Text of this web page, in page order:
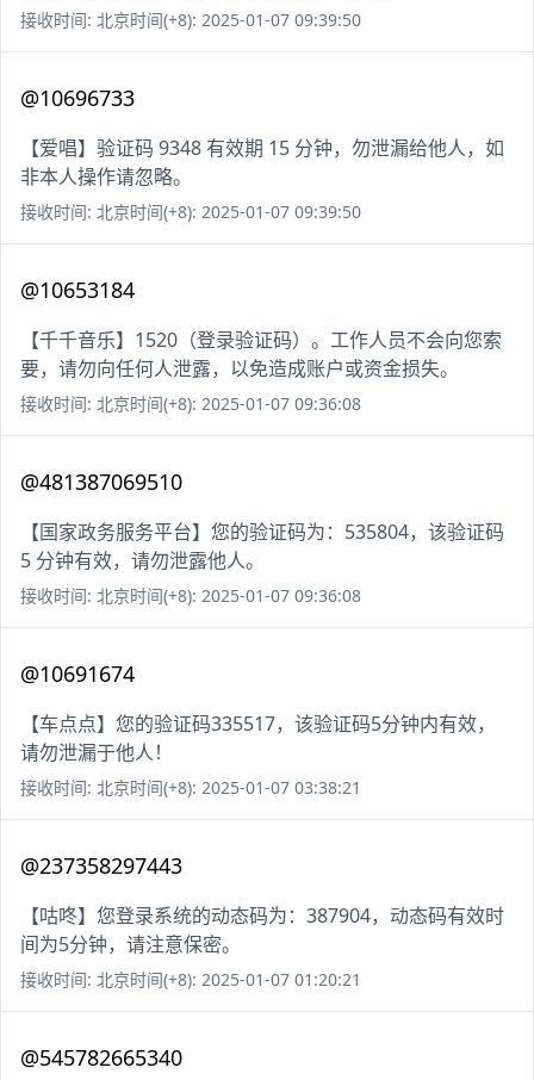
接收时间: 北京时间(+8): 2025-01-07 09:39:50
@10696733
【爱唱】验证码 9348 有效期 15 分钟，勿泄漏给他人，如
非本人操作请忽略。
接收时间: 北京时间(+8): 2025-01-07 09:39:50
@10653184
【千千音乐】1520（登录验证码）。工作人员不会向您索
要，请勿向任何人泄露，以免造成账户或资金损失。
接收时间: 北京时间(+8): 2025-01-07 09:36:08
@481387069510
【国家政务服务平台】您的验证码为：535804，该验证码
5 分钟有效，请勿泄露他人。
接收时间: 北京时间(+8): 2025-01-07 09:36:08
@10691674
【车点点】您的验证码335517，该验证码5分钟内有效，
请勿泄漏于他人！
接收时间: 北京时间(+8): 2025-01-07 03:38:21
@237358297443
【咕咚】您登录系统的动态码为：387904，动态码有效时
间为5分钟，请注意保密。
接收时间: 北京时间(+8): 2025-01-07 01:20:21
@545782665340